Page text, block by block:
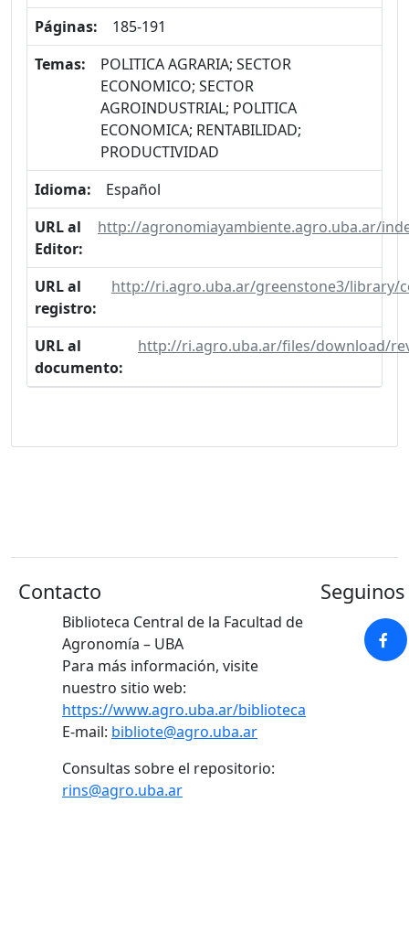
Páginas:
185-191
Temas:
POLITICA AGRARIA; SECTOR
ECONOMICO; SECTOR
AGROINDUSTRIAL; POLITICA
ECONOMICA; RENTABILIDAD;
PRODUCTIVIDAD
Idioma:
Español
URL al
Editor:
http://agronomiayambiente.agro.uba.ar/
URL al
registro:
http://ri.agro.uba.ar/greenstone3/library/
URL al
documento:
http://ri.agro.uba.ar/files/download/
Contacto
Biblioteca Central de la Facultad de
Agronomía – UBA
Para más información, visite
nuestro sitio web:
https://www.agro.uba.ar/biblioteca
E-mail: bibliote@agro.uba.ar
Consultas sobre el repositorio:
rins@agro.uba.ar